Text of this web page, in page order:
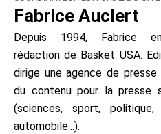
Fabrice Auclert
Depuis 1994, Fabrice
rédaction de Basket USA.
dirige une agence de
du contenu pour la presse
(sciences, sport, politique,
automobile...).